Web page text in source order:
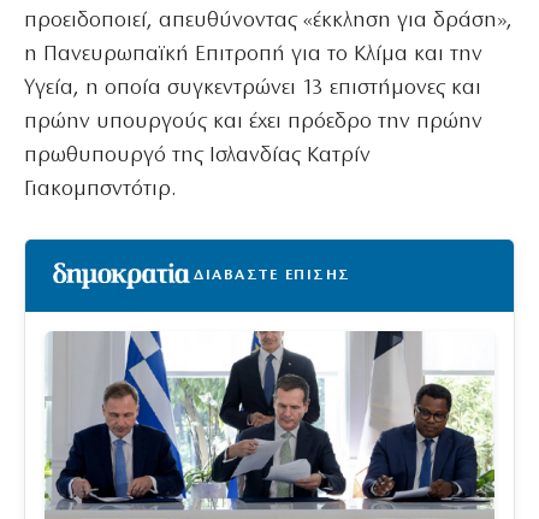
προειδοποιεί, απευθύνοντας «έκκληση για δράση»,
η Πανευρωπαϊκή Επιτροπή για το Κλίμα και την
Υγεία, η οποία συγκεντρώνει 13 επιστήμονες και
πρώην υπουργούς και έχει πρόεδρο την πρώην
πρωθυπουργό της Ισλανδίας Κατρίν
Γιακομπσντότιρ.
ΔΙΑΒΑΣΤΕ ΕΠΙΣΗΣ